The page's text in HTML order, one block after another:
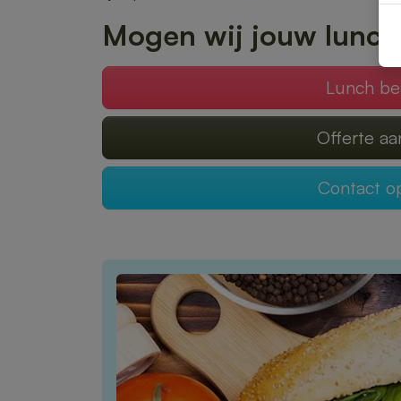
Mogen wij jouw
Lunch
Offerte
Contact